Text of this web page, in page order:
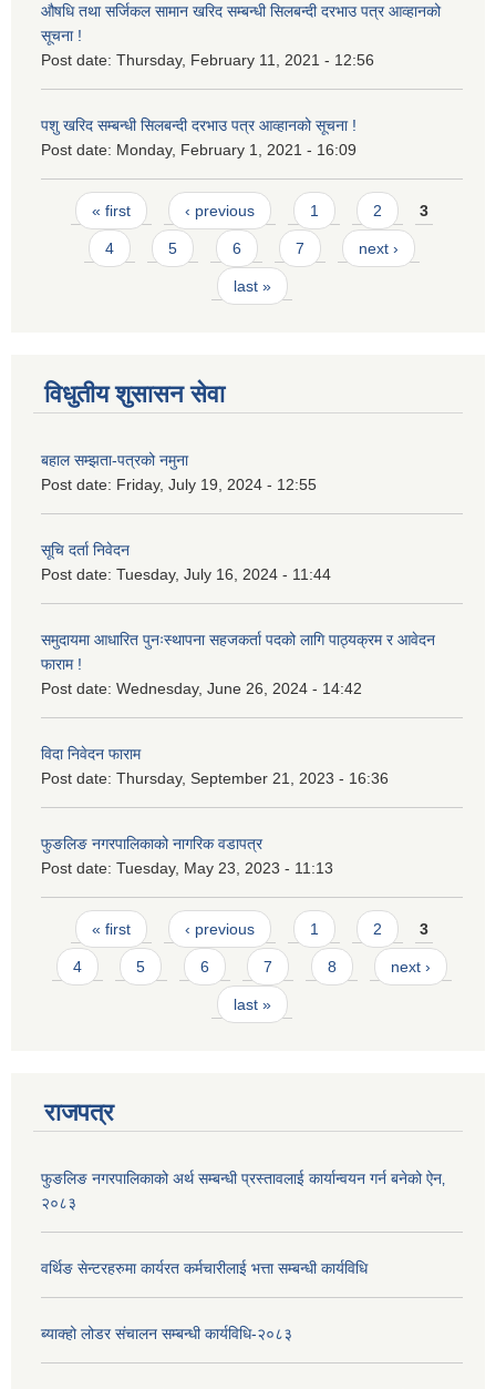
औषधि तथा सर्जिकल सामान खरिद सम्बन्धी सिलबन्दी दरभाउ पत्र आव्हानको
सूचना !
Post date: Thursday, February 11, 2021 - 12:56
पशु खरिद सम्बन्धी सिलबन्दी दरभाउ पत्र आव्हानको सूचना !
Post date: Monday, February 1, 2021 - 16:09
Pages
« first ‹ previous 1 2 3
4 5 6 7 next ›
last »
विधुतीय शुसासन सेवा
बहाल सम्झता-पत्रको नमुना
Post date: Friday, July 19, 2024 - 12:55
सूचि दर्ता निवेदन
Post date: Tuesday, July 16, 2024 - 11:44
समुदायमा आधारित पुनःस्थापना सहजकर्ता पदको लागि पाठ्यक्रम र आवेदन
फाराम !
Post date: Wednesday, June 26, 2024 - 14:42
विदा निवेदन फाराम
Post date: Thursday, September 21, 2023 - 16:36
फुङलिङ नगरपालिकाको नागरिक वडापत्र
Post date: Tuesday, May 23, 2023 - 11:13
Pages
« first ‹ previous 1 2 3
4 5 6 7 8 next ›
last »
राजपत्र
फुङलिङ नगरपालिकाको अर्थ सम्बन्धी प्रस्तावलाई कार्यान्वयन गर्न बनेको ऐन‚
२०८३
वर्थिङ सेन्टरहरुमा कार्यरत कर्मचारीलाई भत्ता सम्बन्धी कार्यविधि
ब्याक्हो लोडर संचालन सम्बन्धी कार्यविधि-२०८३